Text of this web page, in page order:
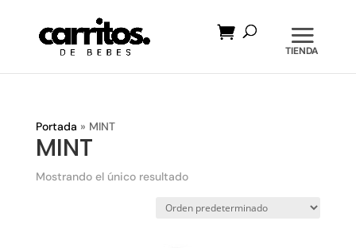
productos
Portada » MINT
MINT
Mostrando el único resultado